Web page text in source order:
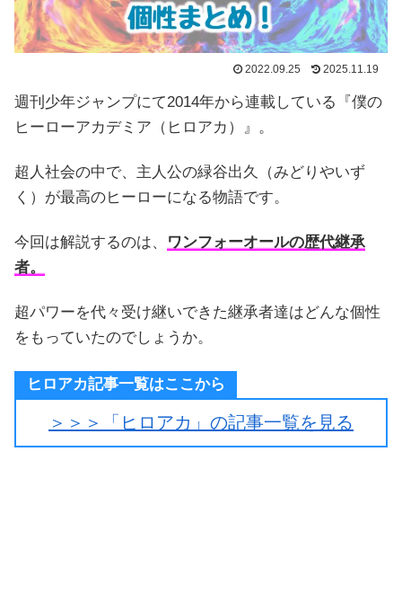
2022.09.25 2025.11.19
週刊少年ジャンプにて2014年から連載している『僕の
ヒーローアカデミア（ヒロアカ）』。
超人社会の中で、主人公の緑谷出久（みどりやいず
く）が最高のヒーローになる物語です。
今回は解説するのは、
ワンフォーオールの歴代継承
者。
超パワーを代々受け継いできた継承者達はどんな個性
をもっていたのでしょうか。
ヒロアカ記事一覧はここから
＞＞＞「ヒロアカ」の記事一覧を見る